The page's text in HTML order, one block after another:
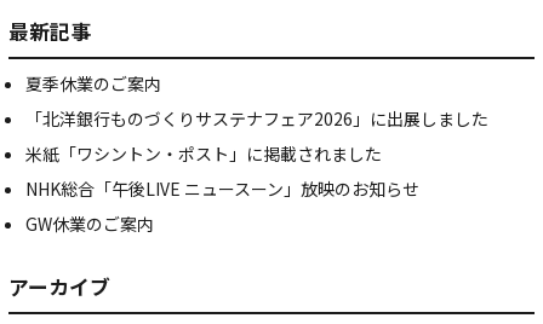
ゲ
ー
シ
ョ
ン
最新記事
夏季休業のご案内
「北洋銀行ものづくりサステナフェア2026」に出展しました
米紙「ワシントン・ポスト」に掲載されました
NHK総合「午後LIVE ニュースーン」放映のお知らせ
GW休業のご案内
アーカイブ